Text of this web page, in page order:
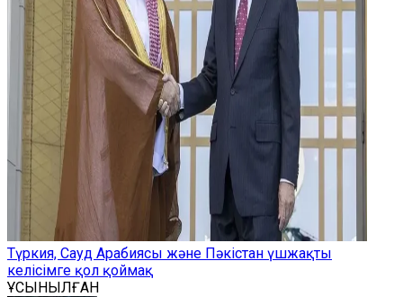
Түркия, Сауд Арабиясы және Пәкістан үшжақты
келісімге қол қоймақ
ҰСЫНЫЛҒАН